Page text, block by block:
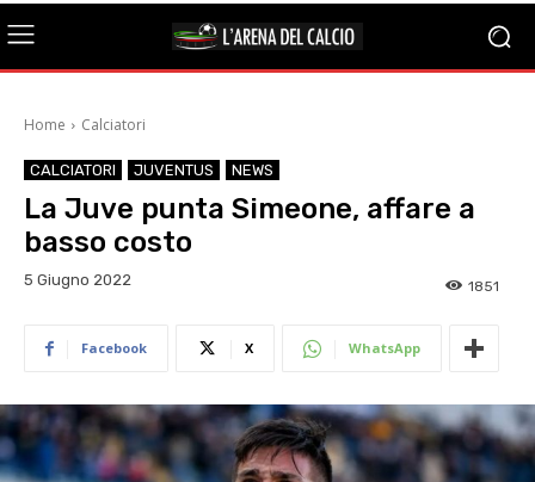
Home Calciatori
CALCIATORI JUVENTUS NEWS
La Juve punta Simeone, affare a
basso costo
5 Giugno 2022 1851
Facebook X WhatsApp